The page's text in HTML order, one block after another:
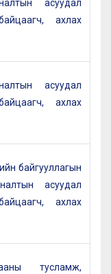
асуудал
ахлах
асуудал
ахлах
байгууллагын
асуудал
ахлах
тусламж,